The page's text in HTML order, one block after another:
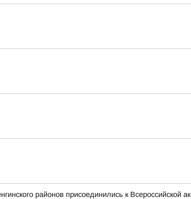
районов присоединились к Всероссийской